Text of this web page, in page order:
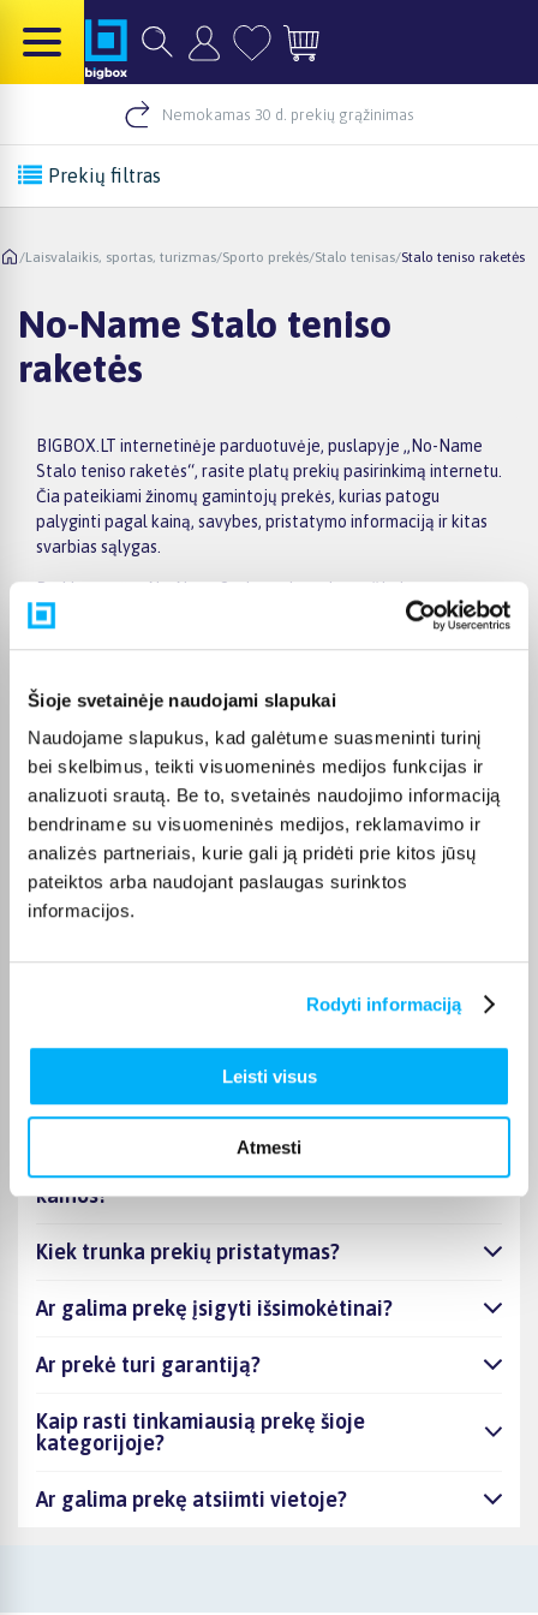
Šioje svetainėje naudojami slapukai
Naudojame slapukus, kad galėtume suasmeninti turinį
bei skelbimus, teikti visuomeninės medijos funkcijas ir
analizuoti srautą. Be to, svetainės naudojimo informaciją
bendriname su visuomeninės medijos, reklamavimo ir
analizės partneriais, kurie gali ją pridėti prie kitos jūsų
pateiktos arba naudojant paslaugas surinktos
informacijos.
Rodyti informaciją
Leisti visus
Atmesti
Nemokamas 30 d. prekių grąžinimas
Prekių filtras
/Laisvalaikis, sportas, turizmas/Sporto prekės/Stalo tenisas/Stalo teniso raketės
No-Name Stalo teniso
raketės
BIGBOX.LT internetinėje parduotuvėje, puslapyje „No-Name
Stalo teniso raketės“, rasite platų prekių pasirinkimą internetu.
Čia pateikiami žinomų gamintojų prekės, kurias patogu
palyginti pagal kainą, savybes, pristatymo informaciją ir kitas
svarbias sąlygas.
Prekių sąraše „No-NameStalo teniso raketės“ kainos
prasideda nuo 0,00€, o šiuo metu prekių kiekis siekia . Renkantis
sąlygas, kad būtų lengviau išsirinkti geriausiai jūsų poreikius
atitinkantį variantą.
Papildomi pasirinkimai ir prekių savybių filtrai padeda patogiai
susiaurinti asortimentą ir greičiau rasti tinkamą prekę.
Peržiūrėkite „No-NameStalo teniso raketės“ pasiūlymus
BIGBOX.LT, palyginkite prekes ir pirkite internetu patogiai.
Pasirinktą prekę pristatysime per jos aprašyme nurodytą
terminą.
Kokios TOP 5 perkamiausios prekės
Stalo teniso raketės - kiek skirtingų prekių
turite šioje kategorijoje ir nuo kiek prasideda jų
kainos?
Kiek trunka prekių pristatymas?
Ar galima prekę įsigyti išsimokėtinai?
Ar prekė turi garantiją?
Kaip rasti tinkamiausią prekę šioje
kategorijoje?
Ar galima prekę atsiimti vietoje?